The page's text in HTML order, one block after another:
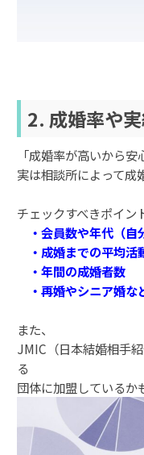
2. 成婚率や
「成婚率が高いから安
実は相談所によって成
チェックすべきポイン
・会員数や年代（自
・成婚までの平均活
・年間の成婚者数
・再婚やシニア婚な
また、
JMIC（日本結婚相手
る
団体に加盟しているか